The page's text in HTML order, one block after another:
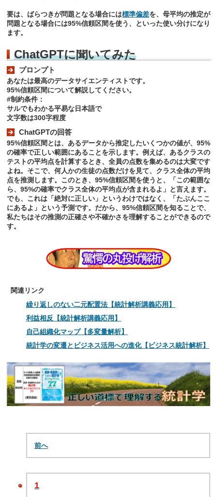
要は、ばらつきが問題となる場合には標準偏差を、母平均の推定が
問題となる場合には95%信頼区間を使う、といった使い分けになり
ます。
ChatGPTに聞いてみた
プロンプト
あなたは最高のデータサイエンティストです。
95%信頼区間について解説してください。
#制約条件：
サルでもわかる平易な日本語で
文字数は300字程度
ChatGPTの回答
95%信頼区間とは、あるデータから推定したいくつかの値が、95%
の確率で正しい範囲にあることを示します。例えば、あるクラスの
テストの平均点を計算するとき、全員の点数を集めるのは大変です
よね。そこで、何人かの生徒の点数だけを見て、クラス全体の平均
点を推測します。このとき、95%信頼区間を使うと、「この範囲な
ら、95%の確率でクラス全体の平均点が含まれるよ」と言えます。
でも、これは「絶対に正しい」というわけではなく、「たぶんここ
にあるよ」という予測です。だから、95%信頼区間を知ることで、
私たちはその推測の正確さや不確かさを理解することができるので
す。
関連リンク
繰り返しのない二元配置法【統計解析講義応用】
利益相反【統計解析講義応用】
自己組織化マップ【多変量解析】
統計学の変遷とビジネス活用への進化【ビジネス統計解析】
前へ
1